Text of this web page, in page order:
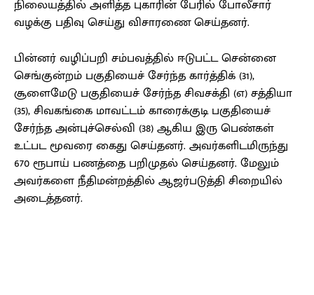
நிலையத்தில் அளித்த புகாரின் பேரில் போலீசார்
வழக்கு பதிவு செய்து விசாரணை செய்தனர்.
பின்னர் வழிப்பறி சம்பவத்தில் ஈடுபட்ட சென்னை
செங்குன்றம் பகுதியைச் சேர்ந்த கார்த்திக் (31),
சூளைமேடு பகுதியைச் சேர்ந்த சிவசக்தி (எ) சத்தியா
(35), சிவகங்கை மாவட்டம் காரைக்குடி பகுதியைச்
சேர்ந்த அன்புச்செல்வி (38) ஆகிய இரு பெண்கள்
உட்பட மூவரை கைது செய்தனர். அவர்களிடமிருந்து
670 ரூபாய் பணத்தை பறிமுதல் செய்தனர். மேலும்
அவர்களை நீதிமன்றத்தில் ஆஜர்படுத்தி சிறையில்
அடைத்தனர்.